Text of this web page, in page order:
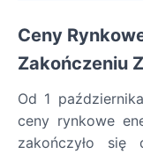
Ceny
Zakończeniu
Od 1
ceny rynkowe
zakończyło się